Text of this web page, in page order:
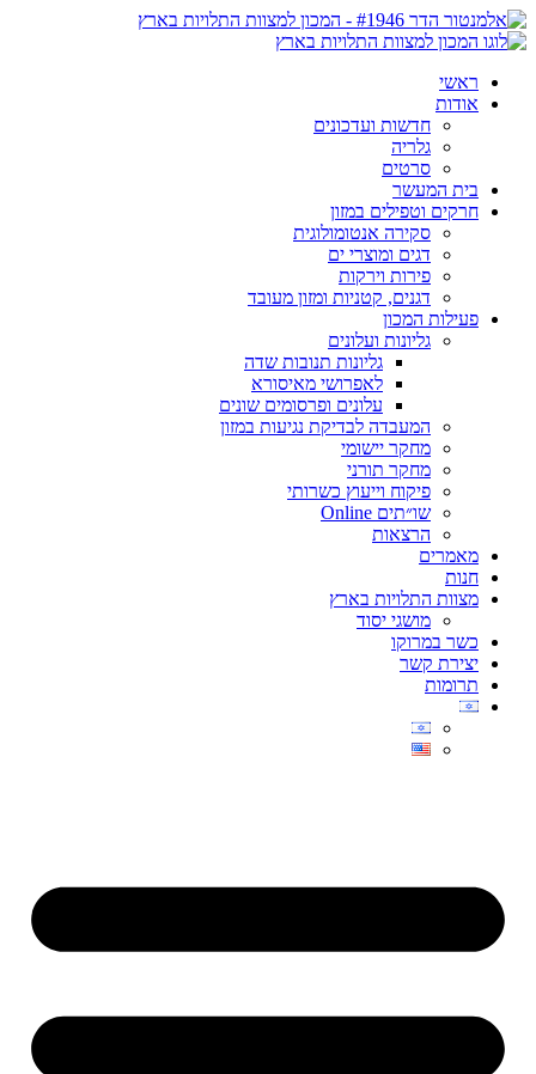
ראשי
אודות
חדשות ועדכונים
גלריה
סרטים
בית המעשר
חרקים וטפילים במזון
סקירה אנטומולוגית
דגים ומוצרי ים
פירות וירקות
דגנים, קטניות ומזון מעובד
פעילות המכון
גליונות ועלונים
גליונות תנובות שדה
לאפרושי מאיסורא
עלונים ופרסומים שונים
המעבדה לבדיקת נגיעות במזון
מחקר יישומי
מחקר תורני
פיקוח וייעוץ כשרותי
שו״תים Online
הרצאות
מאמרים
חנות
מצוות התלויות בארץ
מושגי יסוד
כשר במרוקו
יצירת קשר
תרומות